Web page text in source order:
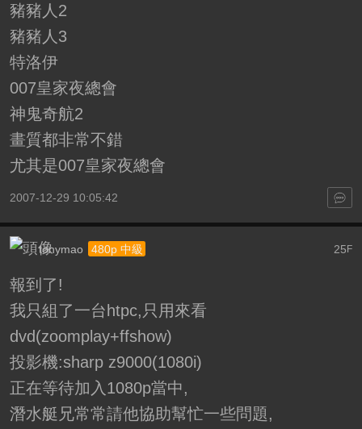
豬豬人2
豬豬人3
特洛伊
007皇家夜總會
神鬼奇航2
畫質都非常不錯
尤其是007皇家夜總會
2007-12-29 10:05:42
25 F
tonymao 480p 中級
報到了!
我只組了一台htpc,只用來看
dvd(zoomplay+ffshow)
投影機:sharp z9000(1080i)
正在等待加入1080p當中,
潛水艇兄常常請他協助幫忙一些問題,